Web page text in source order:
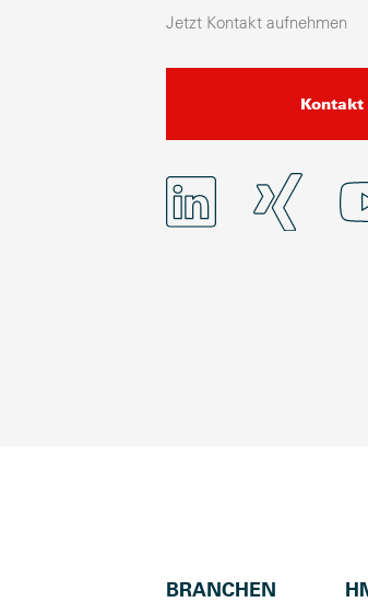
Jetzt Kontakt aufnehmen
Kontakt
BRANCHEN